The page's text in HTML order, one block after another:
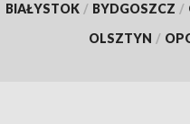
BIAŁYSTOK / BYDGOSZCZ /
OLSZTYN /